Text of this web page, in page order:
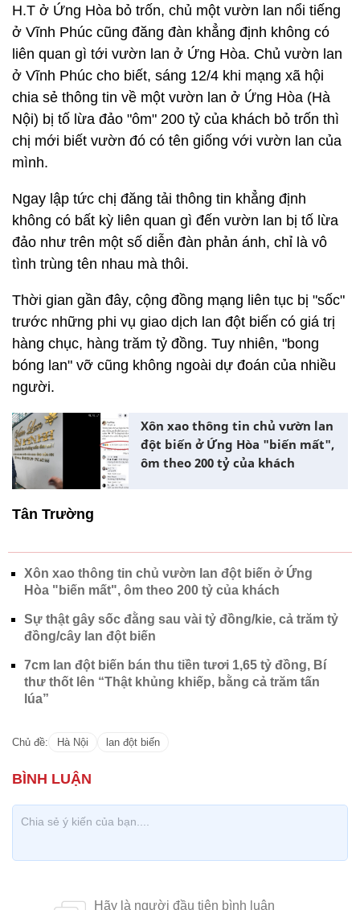
H.T ở Ứng Hòa bỏ trốn, chủ một vườn lan nổi tiếng
ở Vĩnh Phúc cũng đăng đàn khẳng định không có
liên quan gì tới vườn lan ở Ứng Hòa. Chủ vườn lan
ở Vĩnh Phúc cho biết, sáng 12/4 khi mạng xã hội
chia sẻ thông tin về một vườn lan ở Ứng Hòa (Hà
Nội) bị tố lừa đảo "ôm" 200 tỷ của khách bỏ trốn thì
chị mới biết vườn đó có tên giống với vườn lan của
mình.
Ngay lập tức chị đăng tải thông tin khẳng định
không có bất kỳ liên quan gì đến vườn lan bị tố lừa
đảo như trên một số diễn đàn phản ánh, chỉ là vô
tình trùng tên nhau mà thôi.
Thời gian gần đây, cộng đồng mạng liên tục bị "sốc"
trước những phi vụ giao dịch lan đột biến có giá trị
hàng chục, hàng trăm tỷ đồng. Tuy nhiên, "bong
bóng lan" vỡ cũng không ngoài dự đoán của nhiều
người.
Xôn xao thông tin chủ vườn lan
đột biến ở Ứng Hòa "biến mất",
ôm theo 200 tỷ của khách
Tân Trường
Xôn xao thông tin chủ vườn lan đột biến ở Ứng
Hòa "biến mất", ôm theo 200 tỷ của khách
Sự thật gây sốc đằng sau vài tỷ đồng/kie, cả trăm tỷ
đồng/cây lan đột biến
7cm lan đột biến bán thu tiền tươi 1,65 tỷ đồng, Bí
thư thốt lên “Thật khủng khiếp, bằng cả trăm tấn
lúa”
Chủ đề: Hà Nội lan đột biến